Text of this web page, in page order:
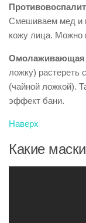
Смешиваем мед и
кожу лица. Можно
Омолаживающая
ложку)
(чайной ложкой).
эффект бани.
Наверх
Какие